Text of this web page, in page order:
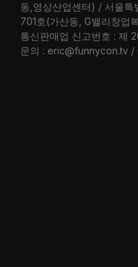
동,영상산업센터) / 서울특
701호(가산동, G밸리창업
통신판매업 신고번호 : 제
문의 : eric@funnycon.tv